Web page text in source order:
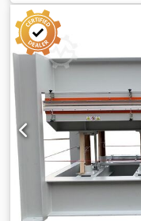
Adhja - PRESĂ
LS/L/R 30/13 SP. 150
DIMENSIUNI
3000x1300 mm
mm, cursă 200 mm